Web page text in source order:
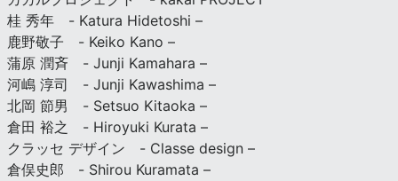
桂 秀年 - Katura Hidetoshi –
鹿野敬子 - Keiko Kano –
蒲原 潤斉 - Junji Kamahara –
河嶋 淳司 - Junji Kawashima –
北岡 節男 - Setsuo Kitaoka –
倉田 裕之 - Hiroyuki Kurata –
クラッセ デザイン - Classe design –
倉俣史郎 - Shirou Kuramata –